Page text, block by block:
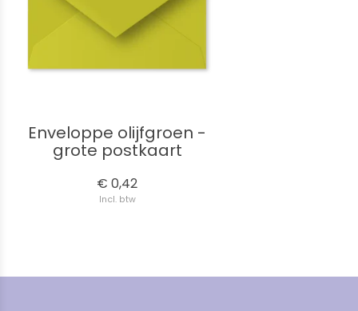
Enveloppe olijfgroen -
grote postkaart
€ 0,42
Incl. btw